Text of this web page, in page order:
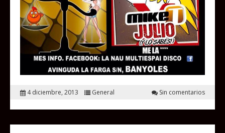
4 diciembre, 2013 General Sin comentarios